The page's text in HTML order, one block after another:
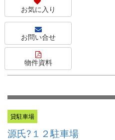
お気に入り
お問い合せ
物件資料
貸駐車場
源氏?１２駐車場